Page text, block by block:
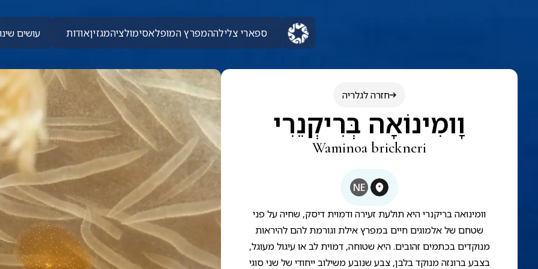
ספארי צלילההמפרץ המופלאסימולציהמגזיןאודות עושים
חזרה לגלריה
וָומִינוֹאָה בְּרִיקְנֵרִי
Waminoa brickneri
NE
וומינואה בריקנרי היא תולעת זעירה ודמוית דיסק, שחיה על פני
שטחם של אלמוגים חיים במפרץ אילת וגורמת להם להיראות
מנוקדים בכתמים זהובים. היא שטוחה, דמוית לב או עיגול מעוגל,
בצבע ברונזה מנוקד בלבן, צבע שנובע משילוב ייחודי של שני סוגי